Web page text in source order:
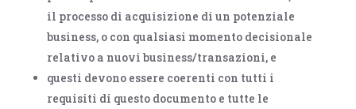
il processo di acquisizione di un potenziale
business, o con qualsiasi momento decisionale
relativo a nuovi business/transazioni, e
questi devono essere coerenti con tutti i
requisiti di questo documento e tutte le